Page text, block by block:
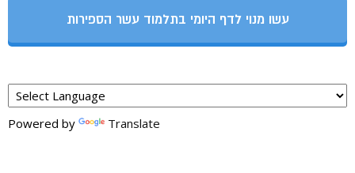
עשו מנוי לדף היומי בתלמוד עשר הספירות
Powered by Translate